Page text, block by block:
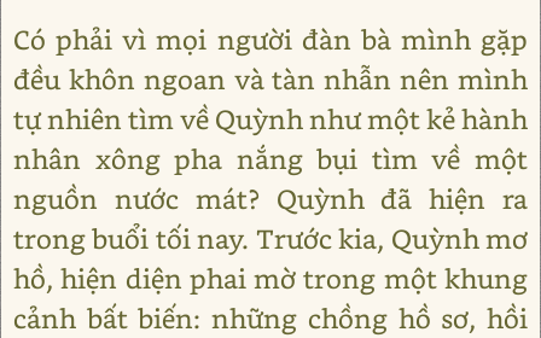
Có phải vì mọi người đàn bà mình gặp
đều khôn ngoan và tàn nhẫn nên mình
tự nhiên tìm về Quỳnh như một kẻ hành
nhân xông pha nắng bụi tìm về một
nguồn nước mát? Quỳnh đã hiện ra
trong buổi tối nay. Trước kia, Quỳnh mơ
hồ, hiện diện phai mờ trong một khung
cảnh bất biến: những chồng hồ sơ, hồi